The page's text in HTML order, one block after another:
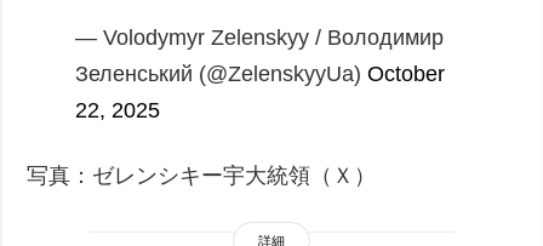
— Volodymyr Zelenskyy / Володимир
Зеленський (@ZelenskyyUa)October
22, 2025
写真：ゼレンシキー宇大統領（Ｘ）
詳細